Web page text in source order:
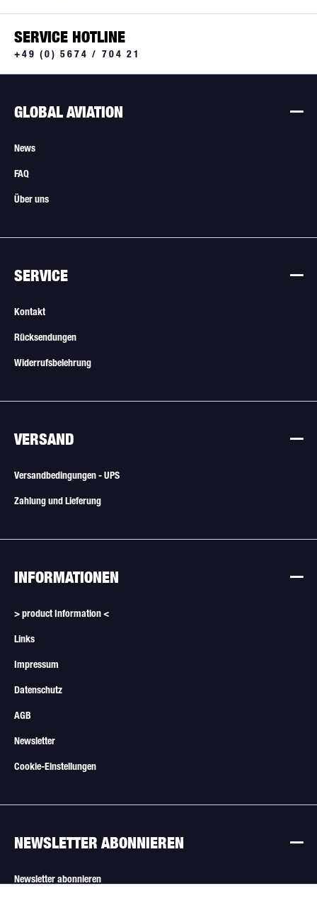
SERVICE HOTLINE
+49 (0) 5674 / 704 21
GLOBAL AVIATION
News
FAQ
Über uns
SERVICE
Kontakt
Rücksendungen
Widerrufsbelehrung
VERSAND
Versandbedingungen - UPS
Zahlung und Lieferung
INFORMATIONEN
> product Information <
Links
Impressum
Datenschutz
AGB
Newsletter
Cookie-Einstellungen
NEWSLETTER ABONNIEREN
Newsletter abonnieren